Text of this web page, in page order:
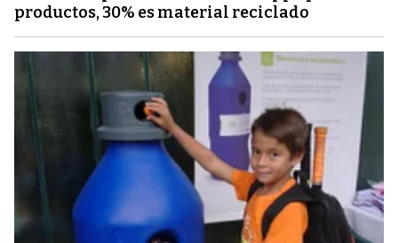
productos, 30% es material reciclado